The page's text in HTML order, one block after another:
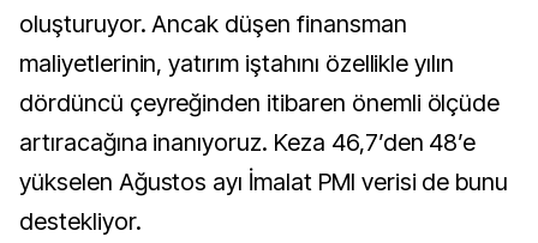
oluşturuyor. Ancak düşen finansman
maliyetlerinin, yatırım iştahını özellikle yılın
dördüncü çeyreğinden itibaren önemli ölçüde
artıracağına inanıyoruz. Keza 46,7’den 48’e
yükselen Ağustos ayı İmalat PMI verisi de bunu
destekliyor.